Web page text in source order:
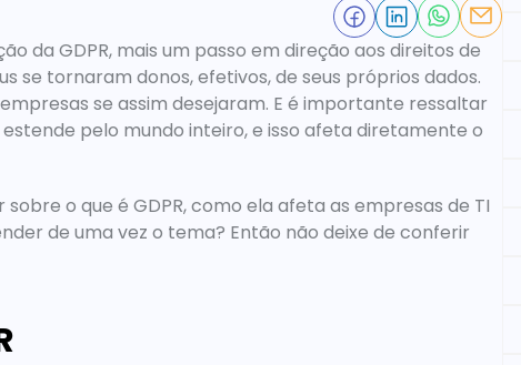
da GDPR, mais um passo em direção aos direitos de
se tornaram donos, efetivos, de seus próprios dados.
se assim desejaram. E é importante ressaltar
pelo mundo inteiro, e isso afeta diretamente o
o que é GDPR, como ela afeta as empresas de TI
de uma vez o tema? Então não deixe de conferir